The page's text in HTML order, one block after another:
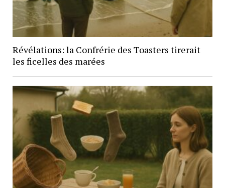
Révélations: la Confrérie des Toasters tirerait
les ficelles des marées